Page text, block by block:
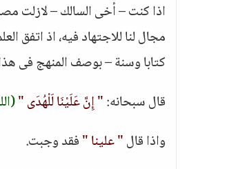
اذا كنت – أخى السالك – لازلت
مجال لنا للاجتهاد فيه، اذ اتفق
كتابا وسنة – بوصف المنهج فى
قال سبحانه:" إِنَّ عَلَيْنَا لَلْهُدَى "
واذا قال" علينا "فقد وجبت.